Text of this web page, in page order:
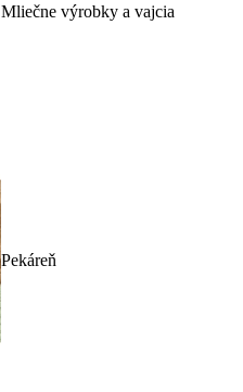
Mliečne výrobky a vajcia
Pekáreň